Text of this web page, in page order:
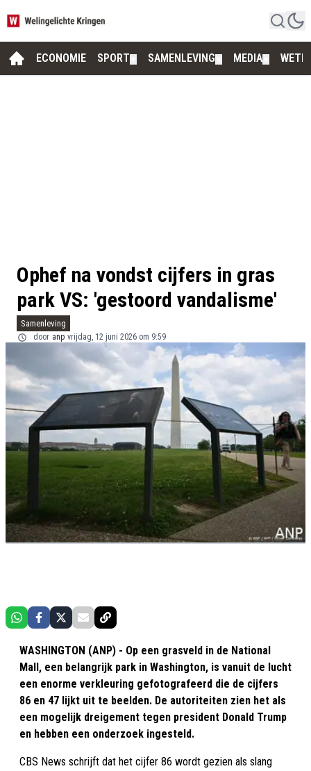
ECONOMIE SPORT SAMENLEVING MEDIA
Ophef na vondst cijfers in gras
park VS: 'gestoord vandalisme'
Samenleving
door anp vrijdag, 12 juni 2026 om 9:59
WASHINGTON (ANP) - Op een grasveld in de National
Mall, een belangrijk park in Washington, is vanuit de lucht
een enorme verkleuring gefotografeerd die de cijfers
86 en 47 lijkt uit te beelden. De autoriteiten zien het als
een mogelijk dreigement tegen president Donald Trump
en hebben een onderzoek ingesteld.
CBS News schrijft dat het cijfer 86 wordt gezien als slang